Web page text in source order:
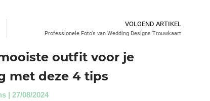
VOLGEND ARTIKEL
Professionele Foto’s van Wedding Designs Trouwkaart
outfit voor je
met deze 4 tips
27/08/2024